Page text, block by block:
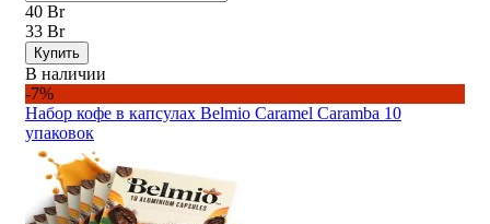
40 Br
33 Br
Купить
В наличии
-7%
Набор кофе в капсулах Belmio Caramel Caramba 10
упаковок